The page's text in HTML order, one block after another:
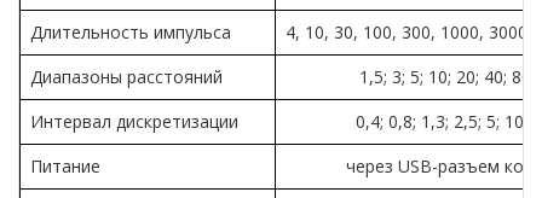
Длительность импульса
4, 10, 30, 100, 300, 1000, 3000,
Диапазоны расстояний
1,5; 3; 5; 10; 20; 40;
Интервал дискретизации
0,4; 0,8; 1,3; 2,5; 5; 10;
Питание
через USB-разъем